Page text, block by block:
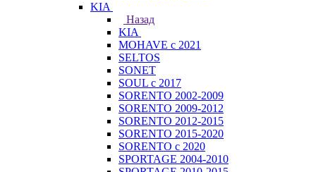
KIA
Назад
KIA
MOHAVE с 2021
SELTOS
SONET
SOUL с 2017
SORENTO 2002-2009
SORENTO 2009-2012
SORENTO 2012-2015
SORENTO 2015-2020
SORENTO с 2020
SPORTAGE 2004-2010